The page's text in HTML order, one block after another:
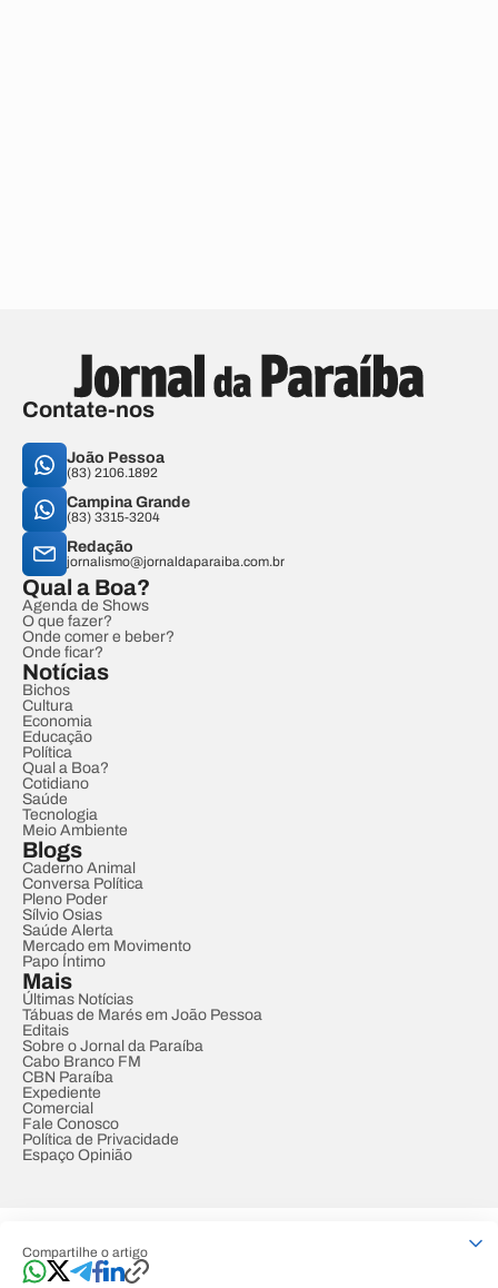
Compartilhe o artigo
Contate-nos
João Pessoa
(83) 2106.1892
Campina Grande
(83) 3315-3204
Redação
jornalismo@jornaldaparaiba.com.br
Qual a Boa?
Agenda de Shows
O que fazer?
Onde comer e beber?
Onde ficar?
Notícias
Bichos
Cultura
Economia
Educação
Política
Qual a Boa?
Cotidiano
Saúde
Tecnologia
Meio Ambiente
Blogs
Caderno Animal
Conversa Política
Pleno Poder
Sílvio Osias
Saúde Alerta
Mercado em Movimento
Papo Íntimo
Mais
Últimas Notícias
Tábuas de Marés em João Pessoa
Editais
Sobre o Jornal da Paraíba
Cabo Branco FM
CBN Paraíba
Expediente
Comercial
Fale Conosco
Política de Privacidade
Espaço Opinião
Developed by Designed by